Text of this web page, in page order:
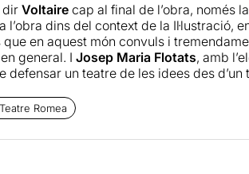
dir Voltairecap al final de l’obra, només
l’obra dins del context de la Il·lustració,
que en aquest món convuls i
general. I Josep Maria Flotats, amb
defensar un teatre de les idees des
de moda, però jo crec que la seva
Romea